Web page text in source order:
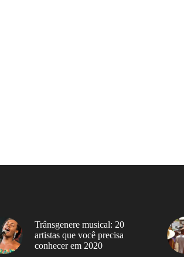
Trânsgenere musical: 20
artistas que você precisa
conhecer em 2020